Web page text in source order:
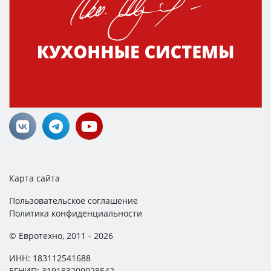
Карта сайта
Пользовательское соглашение
Политика конфиденциальности
© Евротехно, 2011 - 2026
ИНН: 183112541688